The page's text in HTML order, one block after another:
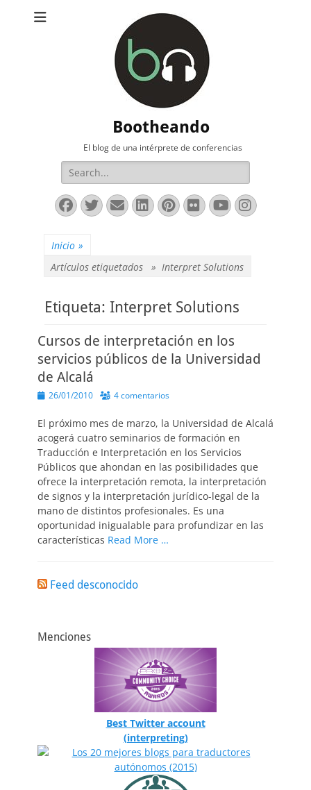
Bootheando
El blog de una intérprete de conferencias
Buscar:
Facebook
Twitter
Correo
electrónico
LinkedIn
Pinterest
FlickrYouTube
Inicio »
Artículos etiquetados » Interpret Solutions
Etiqueta: Interpret Solutions
Cursos de interpretación en los
servicios públicos de la Universidad
de Alcalá
Publicado
26/01/2010 4 comentarios
El próximo mes de marzo, la Universidad de Alcalá
acogerá cuatro seminarios de formación en
Traducción e Interpretación en los Servicios
Públicos que ahondan en las posibilidades que
ofrece la interpretación remota, la interpretación
de signos y la interpretación jurídico-legal de la
mano de distintos profesionales. Es una
oportunidad inigualable para profundizar en las
características Read More …
Feed desconocido
Menciones
Best Twitter account
(interpreting)